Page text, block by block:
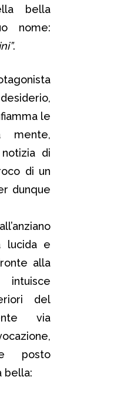
bella
nome:
.
le
mente,
di
di un
dunque
lucida e
alla
del
via
posto
bella: